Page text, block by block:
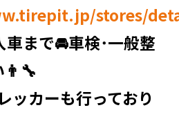
stores/
まで🚘車検･一般整
ッカーも行っており